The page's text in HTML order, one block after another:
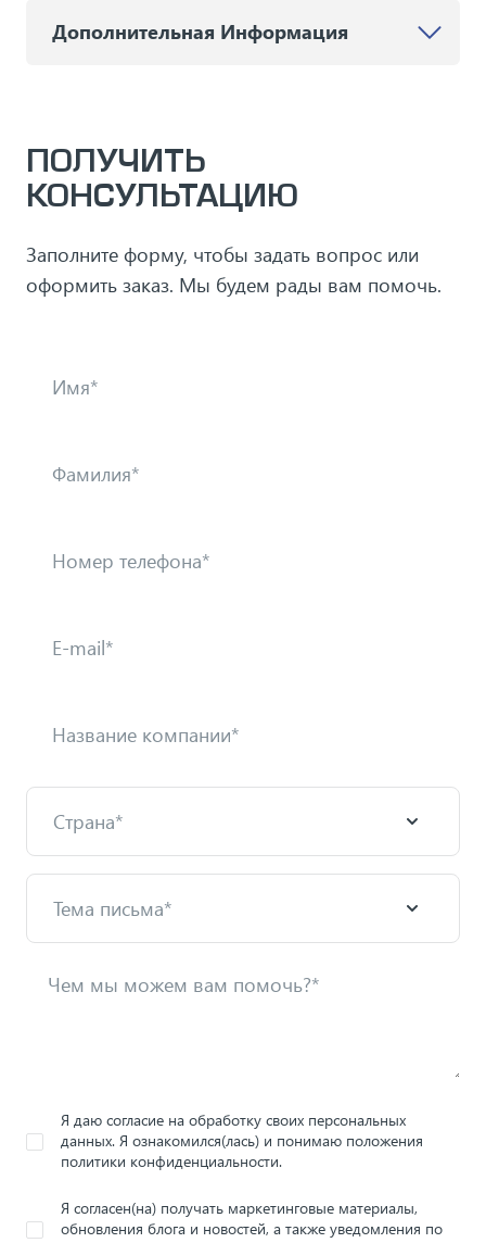
Дополнительная Информация
ПОЛУЧИТЬ
КОНСУЛЬТАЦИЮ
Заполните форму, чтобы задать вопрос или
оформить заказ. Мы будем рады вам помочь.
Я даю согласие на обработку своих персональных
данных. Я ознакомился(лась) и понимаю положения
политики конфиденциальности.
Я согласен(на) получать маркетинговые материалы,
обновления блога и новостей, а также уведомления по